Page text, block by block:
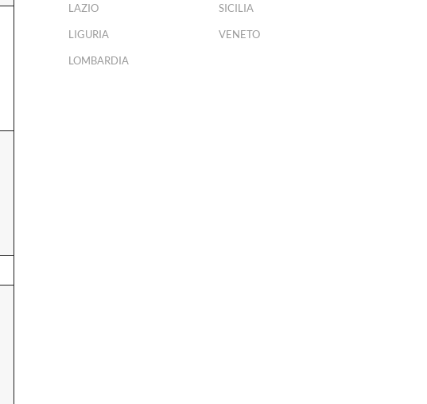
LAZIO
LIGURIA
LOMBARDIA
SICILIA
VENETO